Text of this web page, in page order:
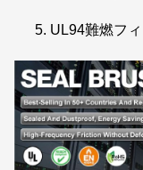
UL94難燃フ